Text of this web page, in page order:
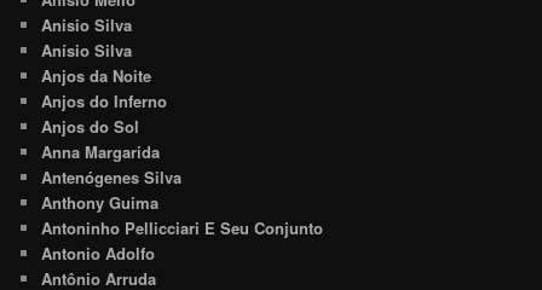
Anisio Silva
Anísio Silva
Anjos da Noite
Anjos do Inferno
Anjos do Sol
Anna Margarida
Antenógenes Silva
Anthony Guima
Antoninho Pellicciari E Seu Conjunto
Antonio Adolfo
Antônio Arruda